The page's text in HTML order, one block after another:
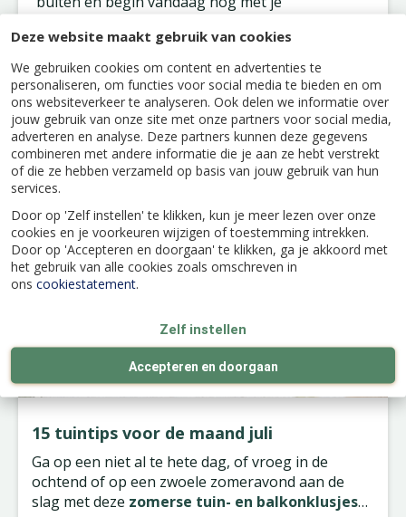
Deze website maakt gebruik van cookies
We gebruiken cookies om content en advertenties te
personaliseren, om functies voor social media te bieden en om
ons websiteverkeer te analyseren. Ook delen we informatie over
jouw gebruik van onze site met onze partners voor social media,
adverteren en analyse. Deze partners kunnen deze gegevens
combineren met andere informatie die je aan ze hebt verstrekt
of die ze hebben verzameld op basis van jouw gebruik van hun
services.
Door op 'Zelf instellen' te klikken, kun je meer lezen over onze
cookies en je voorkeuren wijzigen of toestemming intrekken.
Door op 'Accepteren en doorgaan' te klikken, ga je akkoord met
het gebruik van alle cookies zoals omschreven in
ons cookiestatement.
Zelf instellen
Accepteren en doorgaan
Kijk ook eens naar de volgende berichten:
15 tuintips voor de maand juli
Ga op een niet al te hete dag, of vroeg in de
ochtend of op een zwoele zomeravond aan de
slag met deze zomerse tuin- en balkonklusjes